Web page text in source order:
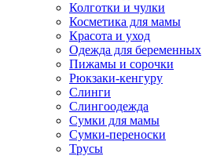
Колготки и чулки
Косметика для мамы
Красота и уход
Одежда для беременных
Пижамы и сорочки
Рюкзаки-кенгуру
Слинги
Слингоодежда
Сумки для мамы
Сумки-переноски
Трусы